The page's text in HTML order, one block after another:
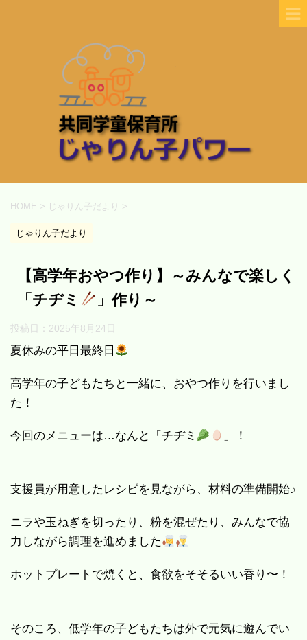
HOME > じゃりん子だより >
じゃりん子だより
【高学年おやつ作り】～みんなで楽しく
「チヂミ
」作り～
投稿日： 2025年8月24日
夏休みの平日最終日
高学年の子どもたちと一緒に、おやつ作りを行いまし
た！
今回のメニューは…なんと「チヂミ 」！
支援員が用意したレシピを見ながら、材料の準備開始♪
ニラや玉ねぎを切ったり、粉を混ぜたり、みんなで協
力しながら調理を進めました
ホットプレートで焼くと、食欲をそそるいい香り〜！
そのころ、低学年の子どもたちは外で元気に遊んでい